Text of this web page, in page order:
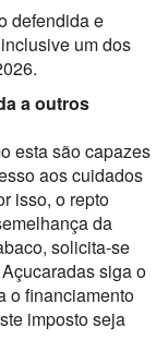
defendida e
um dos
a outros
esta são capazes
aos cuidados
isso, o repto
da
solicita-se
siga o
o financiamento
imposto seja